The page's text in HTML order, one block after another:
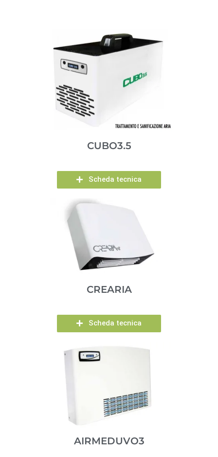
CUBO3.5
Scheda tecnica
CREARIA
Scheda tecnica
AIRMEDUVO3